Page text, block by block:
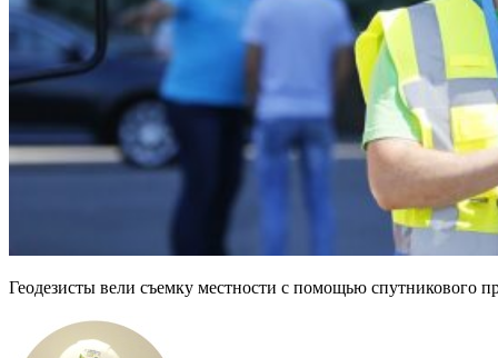
Геодезисты вели съемку местности с помощью спутникового